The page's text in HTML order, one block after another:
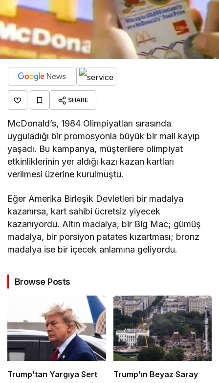
SHARE
McDonald’s, 1984 Olimpiyatları sırasında
uyguladığı bir promosyonla büyük bir mali kayıp
yaşadı. Bu kampanya, müşterilere olimpiyat
etkinliklerinin yer aldığı kazı kazan kartları
verilmesi üzerine kurulmuştu.
Eğer Amerika Birleşik Devletleri bir madalya
kazanırsa, kart sahibi ücretsiz yiyecek
kazanıyordu. Altın madalya, bir Big Mac; gümüş
madalya, bir porsiyon patates kızartması; bronz
madalya ise bir içecek anlamına geliyordu.
Browse Posts
Trump’tan Yargıya Sert
Trump’ın Beyaz Saray